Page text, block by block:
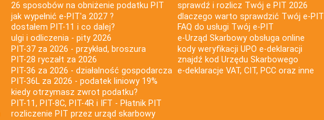
26 sposobów na obniżenie podatku PIT
jak wypełnić e-PIT'a 2027 ?
dostałem PIT-11 i co dalej?
ulgi i odliczenia - pity 2026
PIT-37 za 2026 - przykład, broszura
PIT-28 ryczałt za 2026
PIT-36 za 2026 - działalność gospodarcza
PIT-36L za 2026 - podatek liniowy 19%
kiedy otrzymasz zwrot podatku?
PIT-11, PIT-8C, PIT-4R i IFT - Płatnik PIT
rozliczenie PIT przez urząd skarbowy
sprawdź i rozlicz Twój e PIT 2026
dlaczego warto sprawdzić Twój e-PIT
FAQ do usługi Twój e-PIT
e-Urząd Skarbowy obsługa online
kody weryfikacji UPO e-deklaracji
znajdź kod Urzędu Skarbowego
e-deklaracje VAT, CIT, PCC oraz inne